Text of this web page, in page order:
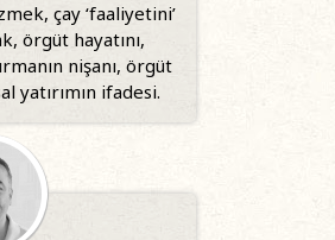
çay ‘faaliyetini’
örgüt hayatını,
nişanı, örgüt
yatırımın ifadesi.